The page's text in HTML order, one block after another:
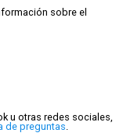
sobre el
u otras redes sociales,
de preguntas